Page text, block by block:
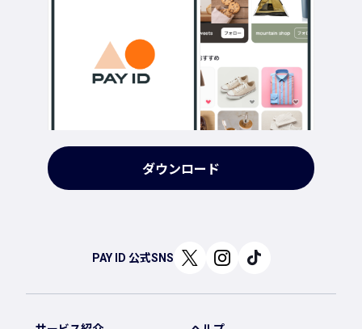
ダウンロード
PAY ID 公式SNS